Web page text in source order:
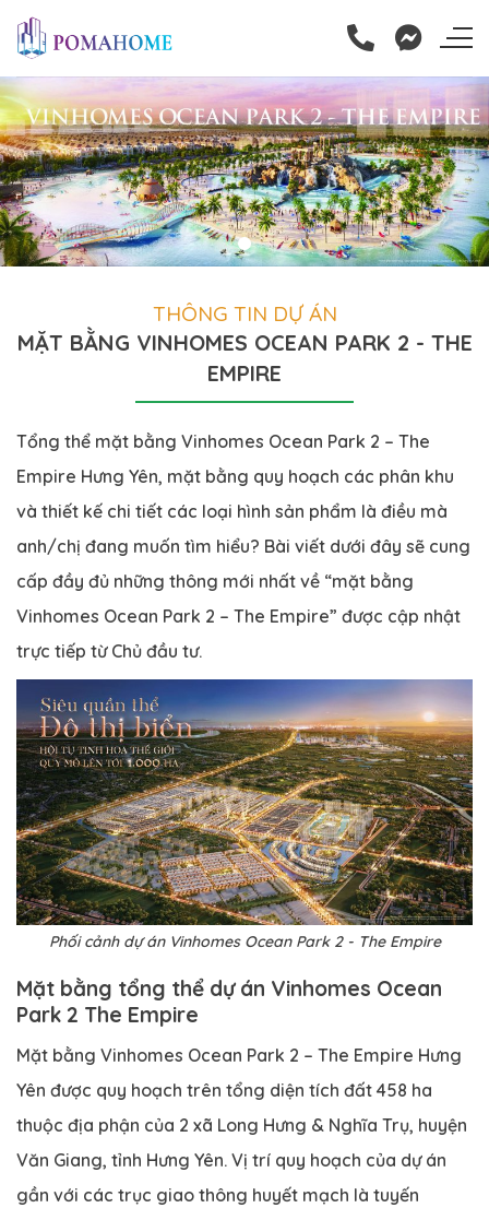
Skip
THÔNG TIN DỰ ÁN
MẶT BẰNG VINHOMES OCEAN PARK 2 - THE
EMPIRE
Tổng thể mặt bằng Vinhomes Ocean Park 2 – The
Empire Hưng Yên, mặt bằng quy hoạch các phân khu
và thiết kế chi tiết các loại hình sản phẩm là điều mà
anh/chị đang muốn tìm hiểu? Bài viết dưới đây sẽ cung
cấp đầy đủ những thông mới nhất về “mặt bằng
Vinhomes Ocean Park 2 – The Empire” được cập nhật
trực tiếp từ Chủ đầu tư.
Phối cảnh dự án Vinhomes Ocean Park 2 - The Empire
Mặt bằng tổng thể dự án Vinhomes Ocean
Park 2 The Empire
Mặt bằng Vinhomes Ocean Park 2 – The Empire Hưng
Yên được quy hoạch trên tổng diện tích đất 458 ha
thuộc địa phận của 2 xã Long Hưng & Nghĩa Trụ, huyện
Văn Giang, tỉnh Hưng Yên. Vị trí quy hoạch của dự án
gần với các trục giao thông huyết mạch là tuyến